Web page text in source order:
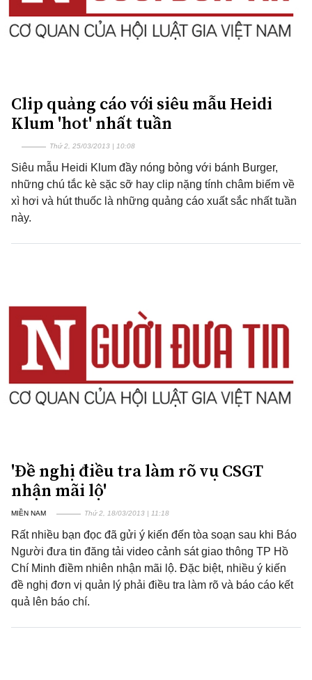
Clip quảng cáo với siêu mẫu Heidi
Klum 'hot' nhất tuần
Thứ 2, 25/03/2013 | 10:08
Siêu mẫu Heidi Klum đầy nóng bỏng với bánh Burger,
những chú tắc kè sặc sỡ hay clip nặng tính châm biếm về
xì hơi và hút thuốc là những quảng cáo xuất sắc nhất tuần
này.
'Đề nghị điều tra làm rõ vụ CSGT
nhận mãi lộ'
MIỀN NAM Thứ 2, 18/03/2013 | 11:18
Rất nhiều bạn đọc đã gửi ý kiến đến tòa soạn sau khi Báo
Người đưa tin đăng tải video cảnh sát giao thông TP Hồ
Chí Minh điềm nhiên nhận mãi lộ. Đặc biệt, nhiều ý kiến
đề nghị đơn vị quản lý phải điều tra làm rõ và báo cáo kết
quả lên báo chí.